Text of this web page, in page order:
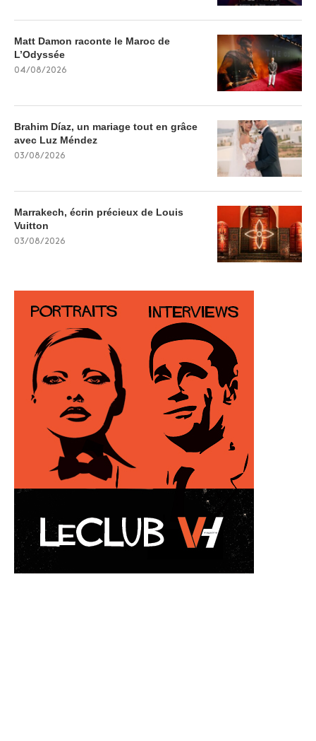
Matt Damon raconte le Maroc de
L’Odyssée
04/08/2026
Brahim Díaz, un mariage tout en grâce
avec Luz Méndez
03/08/2026
Marrakech, écrin précieux de Louis
Vuitton
03/08/2026